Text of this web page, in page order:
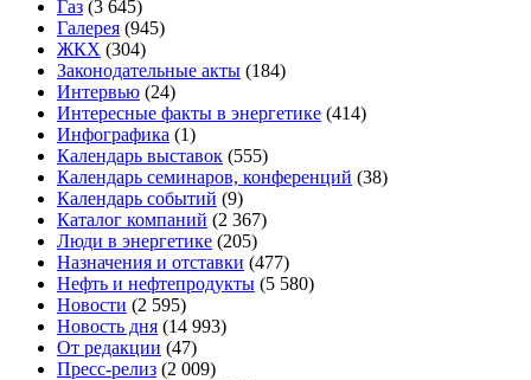
Газ (3 645)
Галерея (945)
ЖКХ (304)
Законодательные акты (184)
Интервью (24)
Интересные факты в энергетике (414)
Инфографика (1)
Календарь выставок (555)
Календарь семинаров, конференций (38)
Календарь событий (9)
Каталог компаний (2 367)
Люди в энергетике (205)
Назначения и отставки (477)
Нефть и нефтепродукты (5 580)
Новости (2 595)
Новость дня (14 993)
От редакции (47)
Пресс-релиз (2 009)